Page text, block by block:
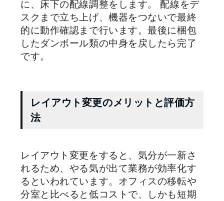
に、床下の配線調整をします。 配線をデ
スクまで立ち上げ、機器をつないで最終
的に動作確認まで行います。最後に梱包
したダンボール類の中身を戻したら完了
です。
レイアウト変更のメリットと評価方
法
レイアウト変更をすると、気分が一新さ
れるため、やる気が出て業務が効率化す
るといわれています。オフィスの移転や
分室と比べると低コストで、しかも短期